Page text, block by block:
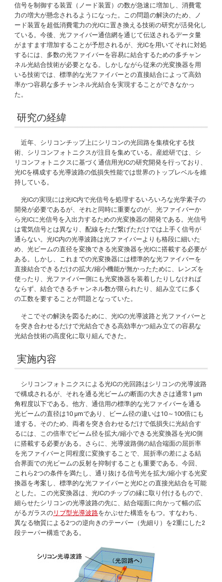
信号を制御する装置（ノード装置）の数が急速に増加し、消費電
力の増大が懸念されるようになった。この問題の解決のため、ノ
ード装置を超低消費電力の光ICに置き換える技術の研究が活発化し
ている。今後、光ファイバー通信網を通じて伝送されるデータ量
がますます増加することが予想されるが、光ICを用いてそれに対処
するには、多数の光ファイバーを容易に結合するための多チャン
ネル光結合技術が必要となる。しかしながら従来の光変換器を用
いる技術では、標準的な光ファイバーとの直接結合によって高効
率かつ容易な多チャンネル光結合を実現することができなかっ
た。
研究の経緯
近年、シリコンチップ上にシリコンの光回路を集積化する技
術、シリコンフォトニクスが注目を集めている。産総研では、シ
リコンフォトニクスに基づく通信用光ICの研究開発を行っており、
光ICを構成する光導波路の低損失性能では世界のトップレベルを維
持している。
光ICの実現には光IC内で光信号を処理するいろいろな光学素子の
開発が必要であるが、それと同時に重要なのが、光ファイバーか
ら光ICに光信号を入出力するための光変換器の開発である。光信号
は電気信号とは異なり、配線をただ繋げただけでは上手く信号が
通らない。光IC内の光導波路は光ファイバーよりも格段に細いた
め、光ビームの直径を変換できる光変換器を光ICに搭載する必要が
ある。しかし、これまでの光変換器には標準的な光ファイバーを
直接結合できるだけの拡大/縮小機能が無かったために、レンズを
使ったり、光ファイバー側にも光変換器を装着したりしなければ
ならず、結合できるチャンネル数が限られたり、組み立てに多く
の工数を要することが問題となっていた。
そこでその解決を図るために、光ICの光導波路と光ファイバーと
を突き合わせるだけで光結合できる高効率かつ組み立ての容易な
光結合技術の高度化に取り組んできた。
実施内容
シリコンフォトニクスによる光ICの光回路はシリコンの光導波路
で構成されるが、それを通る光ビームの断面の大きさは通常1 µm
角程度以下である。他方、通信用の標準的な光ファイバーを通る
光ビームの直径は10 µmであり、ビーム径の違いは10～100倍にも
達する。そのため、両者を突き合わせるだけで低損失に光結合す
るには、この倍率でビーム径を拡大/縮小できる光変換器を光IC側
に搭載する必要がある。さらに、光導波路側の結合端面の屈折率
を光ファイバーと同程度に変換することで、屈折率の差による結
合界面での光ビームの反射を抑制することも重要である。今回、
これら2つの条件を満たし、通り抜ける信号光を拡大/縮小する光変
換器を考案し、標準的な光ファイバーと光ICとの直接光結合を可能
とした。この光変換器は、光ICのチップの縁に取り付けるもので、
細らせたシリコンの光導波路の先に、結合端面に向かって幅の広
がるガラスの リブ型光導波路をかぶせた構造をもつ。すなわち、
異なる物質による2つの逆向きのテーパー（先細り）を2重にした2
段テーパー構造である。